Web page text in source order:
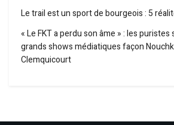
Le trail est un sport de bourgeois : 5
« Le FKT a perdu son âme » : les puristes
grands shows médiatiques façon
Clemquicourt